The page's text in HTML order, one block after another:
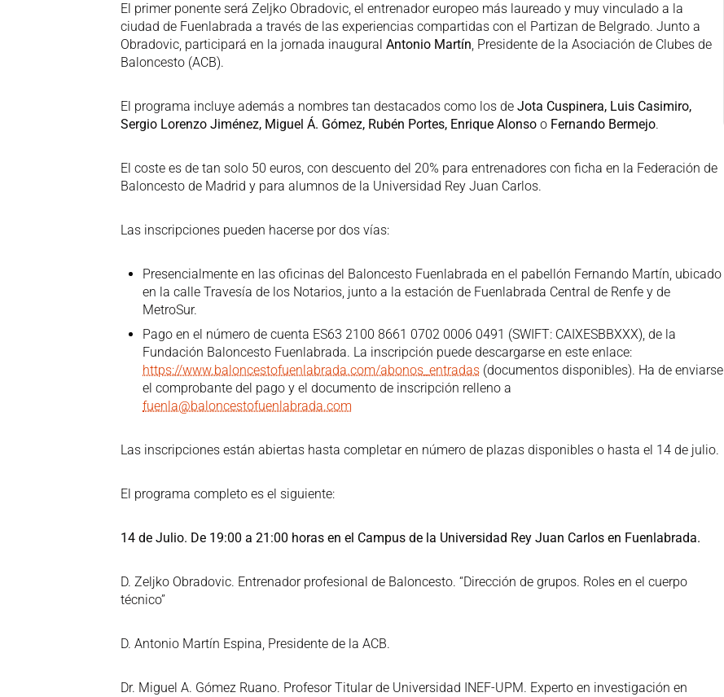
El primer ponente será Zeljko Obradovic, el entrenador europeo más laureado y muy vinculado a la
ciudad de Fuenlabrada a través de las experiencias compartidas con el Partizan de Belgrado. Junto a
Obradovic, participará en la jornada inaugural Antonio Martín, Presidente de la Asociación de Clubes de
Baloncesto (ACB).
El programa incluye además a nombres tan destacados como los de Jota Cuspinera, Luis Casimiro,
Sergio Lorenzo Jiménez, Miguel Á. Gómez, Rubén Portes, Enrique Alonso o Fernando Bermejo.
El coste es de tan solo 50 euros, con descuento del 20% para entrenadores con ficha en la Federación de
Baloncesto de Madrid y para alumnos de la Universidad Rey Juan Carlos.
Las inscripciones pueden hacerse por dos vías:
Presencialmente en las oficinas del Baloncesto Fuenlabrada en el pabellón Fernando Martín, ubicado
en la calle Travesía de los Notarios, junto a la estación de Fuenlabrada Central de Renfe y de
MetroSur.
Pago en el número de cuenta ES63 2100 8661 0702 0006 0491 (SWIFT: CAIXESBBXXX), de la
Fundación Baloncesto Fuenlabrada. La inscripción puede descargarse en este enlace:
https://www.baloncestofuenlabrada.com/abonos_entradas (documentos disponibles). Ha de enviarse
el comprobante del pago y el documento de inscripción relleno a
fuenla@baloncestofuenlabrada.com
Las inscripciones están abiertas hasta completar en número de plazas disponibles o hasta el 14 de julio.
El programa completo es el siguiente:
14 de Julio. De 19:00 a 21:00 horas en el Campus de la Universidad Rey Juan Carlos en Fuenlabrada.
D. Zeljko Obradovic. Entrenador profesional de Baloncesto. “Dirección de grupos. Roles en el cuerpo
técnico”
D. Antonio Martín Espina, Presidente de la ACB.
Dr. Miguel A. Gómez Ruano. Profesor Titular de Universidad INEF-UPM. Experto en investigación en